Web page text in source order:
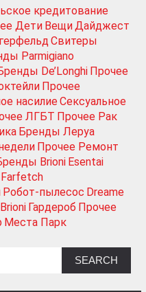
кредитование
Дети Вещи Дайджест
Свитеры
Parmigiano
De’Longhi Прочее
Прочее
насилиеСексуальное
ЛГБТ Прочее Рак
Бренды Леруа
Прочее Ремонт
Brioni Esentai
Farfetch
Робот-пылесос Dreame
Brioni Гардероб Прочее
Места Парк